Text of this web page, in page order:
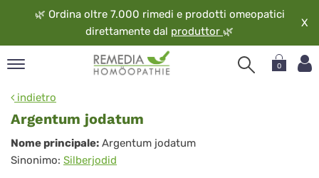
🌿 Ordina oltre 7.000 rimedi e prodotti omeopatici
direttamente dal produttor 🌿
X
0
indietro
Argentum jodatum
Argentum
jodatum
Nome principale: Argentum jodatum
Sinonimo: Silberjodid